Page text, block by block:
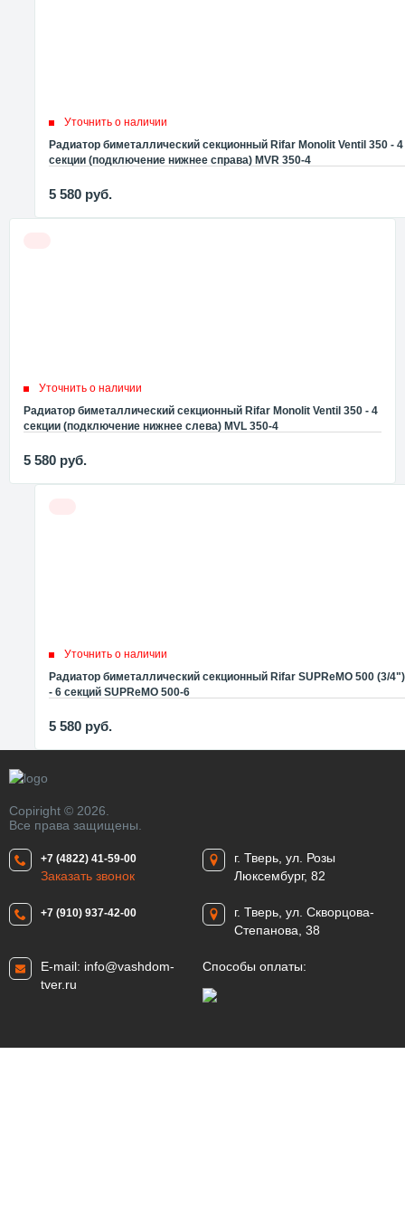
Уточнить о наличии
Радиатор биметаллический секционный Rifar Monolit Ventil 350 - 4
секции (подключение нижнее справа) MVR 350-4
5 580 руб.
Уточнить о наличии
Радиатор биметаллический секционный Rifar Monolit Ventil 350 - 4
секции (подключение нижнее слева) MVL 350-4
5 580 руб.
Уточнить о наличии
Радиатор биметаллический секционный Rifar SUPReMO 500 (3/4")
- 6 секций SUPReMO 500-6
5 580 руб.
Copiright © 2026.
Все права защищены.
+7 (4822) 41-59-00
Заказать звонок
г. Тверь, ул. Розы
Люксембург, 82
+7 (910) 937-42-00
г. Тверь, ул. Скворцова-
Степанова, 38
E-mail: info@vashdom-
tver.ru
Способы оплаты: